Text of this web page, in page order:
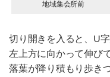
地域集会所前
切り開きを入ると、U
左上方に向かって伸び
落葉が降り積もり歩き